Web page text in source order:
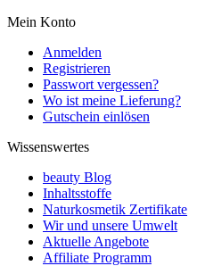
Mein Konto
Anmelden
Registrieren
Passwort vergessen?
Wo ist meine Lieferung?
Gutschein einlösen
Wissenswertes
beauty Blog
Inhaltsstoffe
Naturkosmetik Zertifikate
Wir und unsere Umwelt
Aktuelle Angebote
Affiliate Programm